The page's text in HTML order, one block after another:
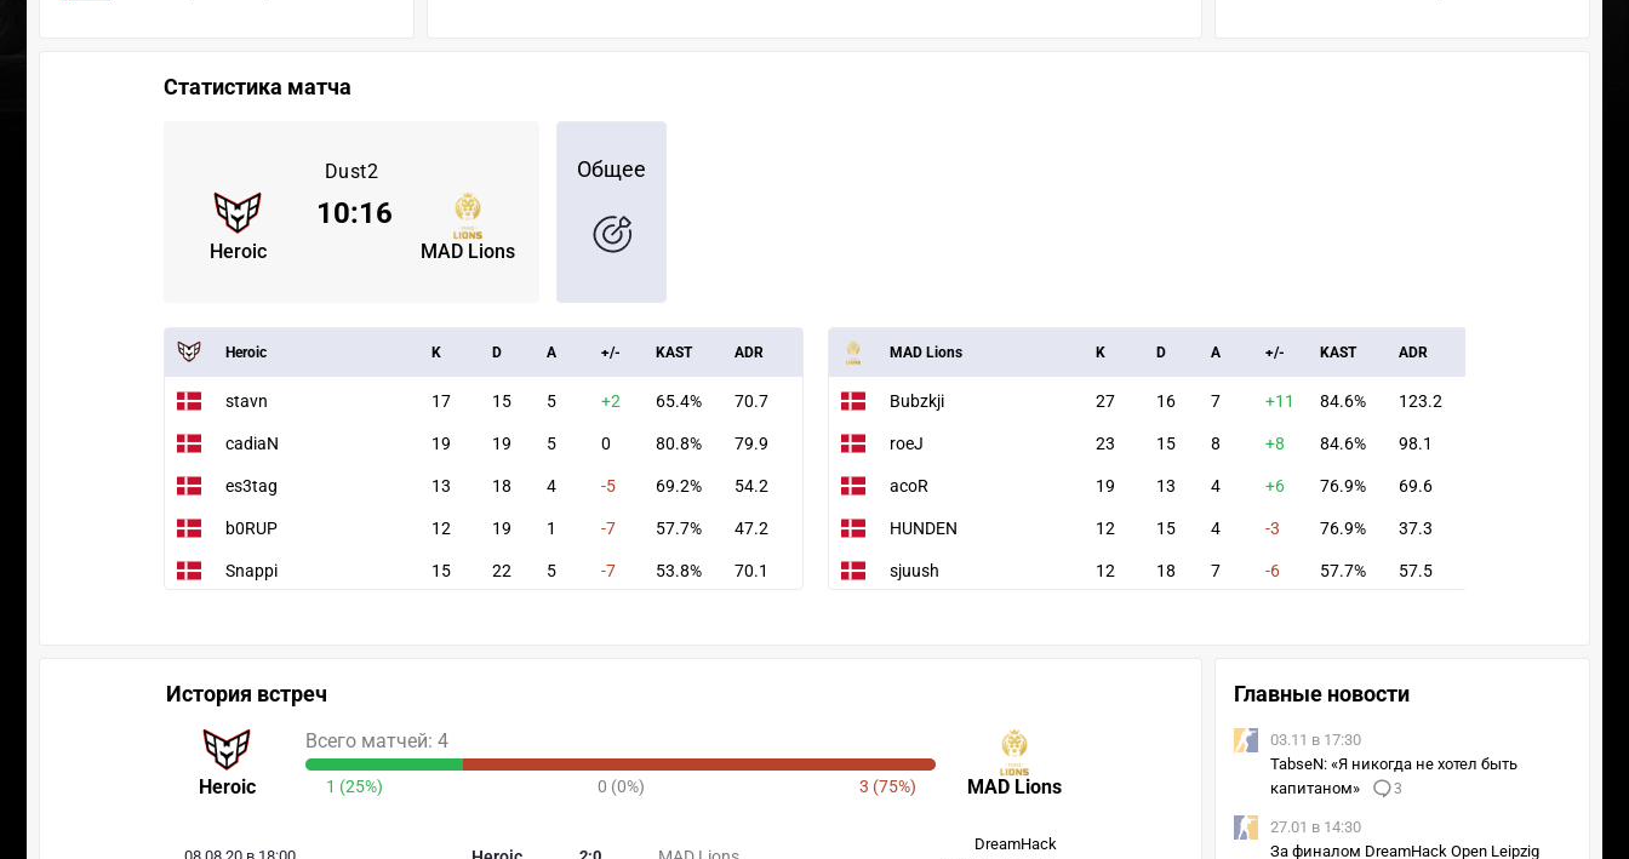
Статистика матча
Dust2
Heroic MAD Lions
10:16
Общее
Heroic K D A +/- KAST ADR
stavn 17 15 5 +2 65.4% 70.7
cadiaN 19 19 5 0 80.8% 79.9
es3tag 13 18 4 -5 69.2% 54.2
b0RUP 12 19 1 -7 57.7% 47.2
Snappi 15 22 5 -7 53.8% 70.1
MAD Lions K D A +/- KAST ADR
Bubzkji 27 16 7 +11 84.6% 123.2
roeJ 23 15 8 +8 84.6% 98.1
acoR 19 13 4 +6 76.9% 69.6
HUNDEN 12 15 4 -3 76.9% 37.3
sjuush 12 18 7 -6 57.7% 57.5
История встреч
Heroic MAD Lions
Всего матчей: 4
1 (25%) 0 (0%) 3 (75%)
08.08.20 в 18:00 2:0
DreamHack
Главные новости
03.11 в 17:30
TabseN: «Я никогда не хотел быть
капитаном»
3
27.01 в 14:30
За финалом DreamHack Open Leipzig